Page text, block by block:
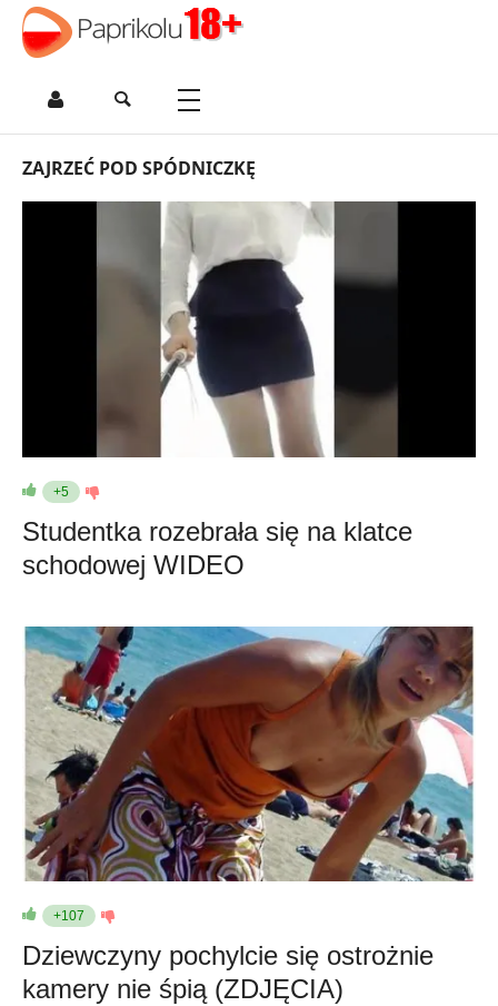
ZAJRZEĆ POD SPÓDNICZKĘ
+5
Studentka rozebrała się na klatce
schodowej WIDEO
+107
Dziewczyny pochylcie się ostrożnie
kamery nie śpią (ZDJĘCIA)